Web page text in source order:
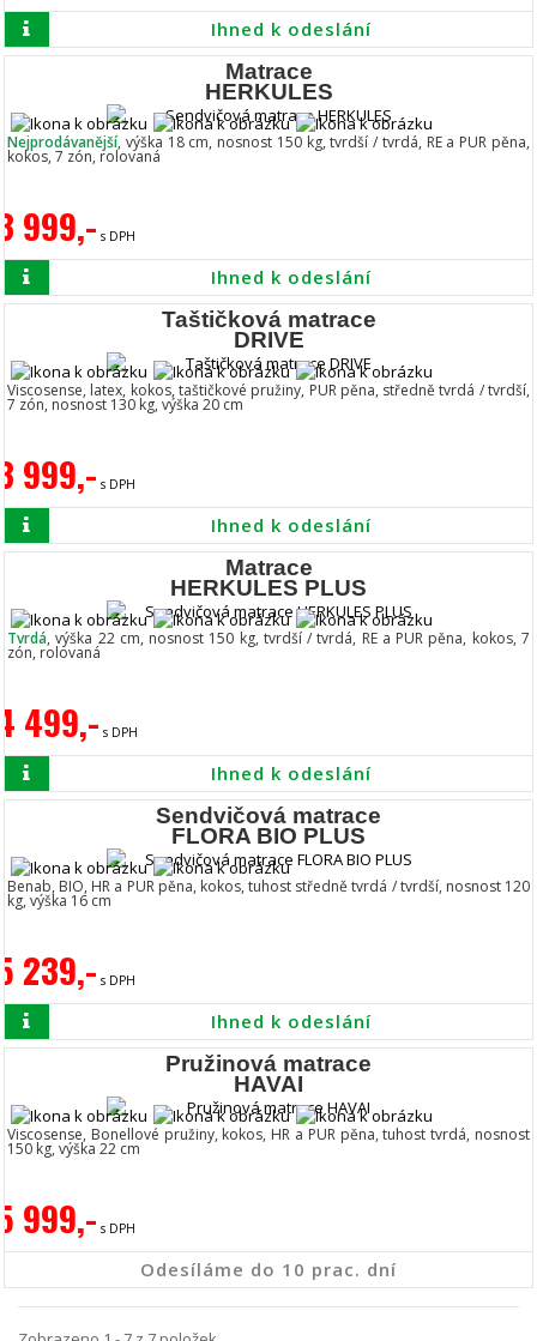
Ihned k odeslání
Matrace
HERKULES
Nejprodávanější, výška 18 cm, nosnost 150 kg, tvrdší / tvrdá, RE a PUR pěna,
kokos, 7 zón, rolovaná
999,- s DPH
Ihned k odeslání
Taštičková matrace
DRIVE
Viscosense, latex, kokos, taštičkové pružiny, PUR pěna, středně tvrdá / tvrdší,
7 zón, nosnost 130 kg, výška 20 cm
999,- s DPH
Ihned k odeslání
Matrace
HERKULES PLUS
Tvrdá, výška 22 cm, nosnost 150 kg, tvrdší / tvrdá, RE a PUR pěna, kokos, 7
zón, rolovaná
499,- s DPH
Ihned k odeslání
Sendvičová matrace
FLORA BIO PLUS
Benab, BIO, HR a PUR pěna, kokos, tuhost středně tvrdá / tvrdší, nosnost 120
kg, výška 16 cm
239,- s DPH
Ihned k odeslání
Pružinová matrace
HAVAI
Viscosense, Bonellové pružiny, kokos, HR a PUR pěna, tuhost tvrdá, nosnost
150 kg, výška 22 cm
999,- s DPH
Odesíláme do 10 prac. dní